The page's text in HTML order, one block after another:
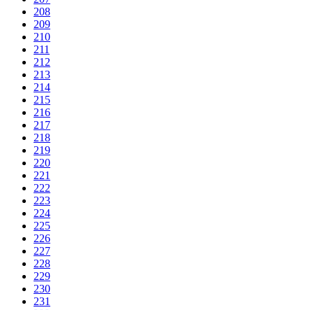
208
209
210
211
212
213
214
215
216
217
218
219
220
221
222
223
224
225
226
227
228
229
230
231